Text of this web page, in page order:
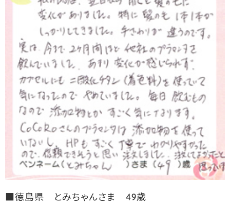
■徳島県 とみちゃんさま 49歳